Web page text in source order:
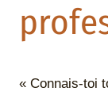
« Connais-toi